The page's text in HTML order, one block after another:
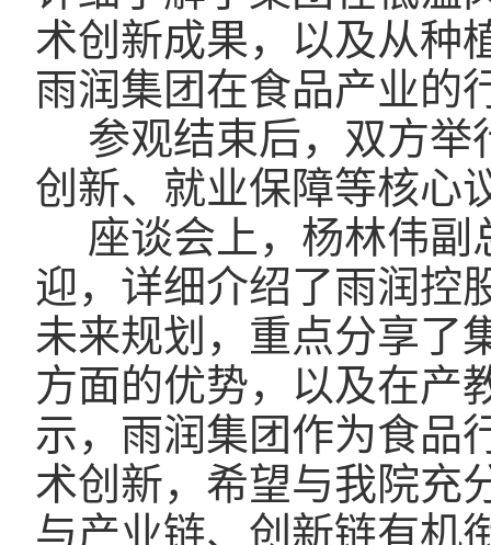
术创新成果，以及从种
雨润集团在食品产业的
参观结束后，双方
创新、就业保障等核心
座谈会上，杨林伟
迎，详细介绍了雨润控
未来规划，重点分享了
方面的优势，以及在产
示，雨润集团作为食品
术创新，希望与我院充
与产业链、创新链有机